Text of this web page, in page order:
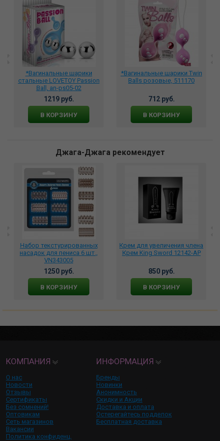
*Вагинальные шарики
стальные LOVETOY Passion
Ball, an-ps05-02
1219 руб.
В КОРЗИНУ
*Вагинальные шарики Twin
Balls розовые, 511170
712 руб.
В КОРЗИНУ
Джага-Джага рекомендует
Набор текстурированных
насадок для пениса 6 шт.,
VN343005
1250 руб.
В КОРЗИНУ
Крем для увеличения члена
Крем King Sword 12142-AP
850 руб.
В КОРЗИНУ
КОМПАНИЯ
О нас
Новости
Отзывы
Сертификаты
Без сомнений!
Оптовикам
Сеть магазинов
Вакансии
Политика конфиденц.
ИНФОРМАЦИЯ
Бренды
Новинки
Анонимность
Скидки и Акции
Доставка и оплата
Остерегайтесь подделок
Бесплатная доставка